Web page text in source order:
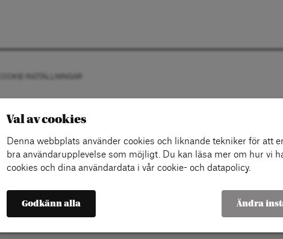
COOKIE-INSTÄLLNINGAR
Val av cookies
Denna webbplats använder cookies och liknande tekniker för att
bra användarupplevelse som möjligt. Du kan läsa mer om hur vi
cookies och dina användardata i vår cookie- och datapolicy.
Godkänn alla Ändra